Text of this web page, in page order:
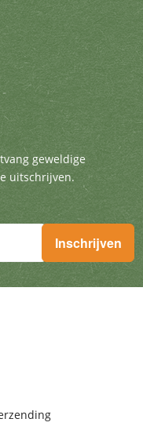
en ontvang
geweldige
uitschrijven.
geweldige
Inschrijven